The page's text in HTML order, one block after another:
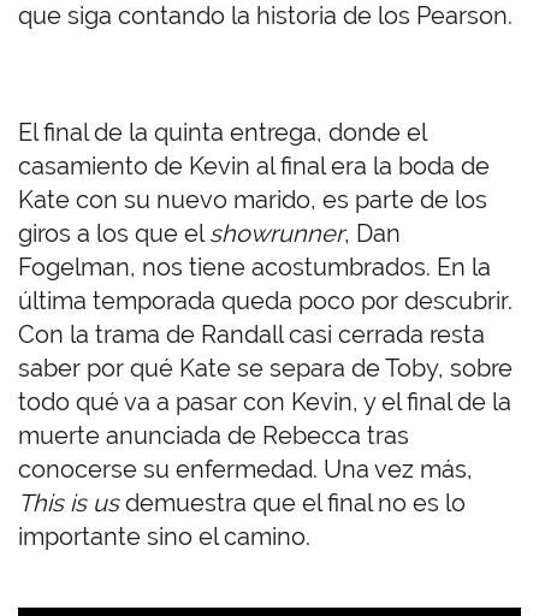
que siga contando la historia de los Pearson.
El final de la quinta entrega, donde el
casamiento de Kevin al final era la boda de
Kate con su nuevo marido, es parte de los
giros a los que elshowrunner, Dan
Fogelman, nos tiene acostumbrados. En la
última temporada queda poco por descubrir.
Con la trama de Randall casi cerrada resta
saber por qué Kate se separa de Toby, sobre
todo qué va a pasar con Kevin, y el final de la
muerte anunciada de Rebecca tras
conocerse su enfermedad. Una vez más,
This is usdemuestra que el final no es lo
importante sino el camino.